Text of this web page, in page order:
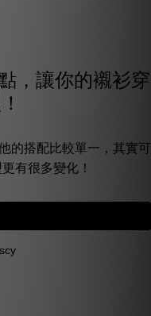
，讓你的襯衫穿
的搭配比較單一，其實可
有很多變化！